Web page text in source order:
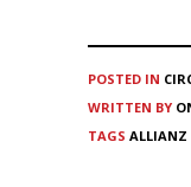
POSTED IN
WRITTEN BY
TAGS ALLIANZ